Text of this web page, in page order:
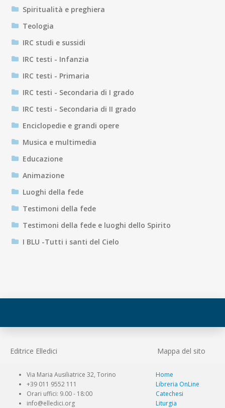
Spiritualità e preghiera
Teologia
IRC studi e sussidi
IRC testi - Infanzia
IRC testi - Primaria
IRC testi - Secondaria di I grado
IRC testi - Secondaria di II grado
Enciclopedie e grandi opere
Musica e multimedia
Educazione
Animazione
Luoghi della fede
Testimoni della fede
Testimoni della fede e luoghi dello Spirito
I BLU -Tutti i santi del Cielo
Editrice Elledici Mappa del sito
Via Maria Ausiliatrice 32, Torino
+39 011 9552 111
Orari uffici: 9.00 - 18:00
info@elledici.org
Home
Libreria OnLine
Catechesi
Liturgia